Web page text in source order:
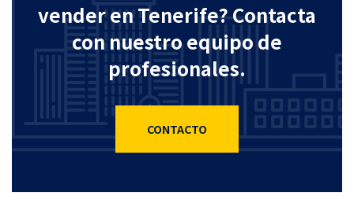
vender en Tenerife? Contacta
con nuestro equipo de
profesionales.
CONTACTO